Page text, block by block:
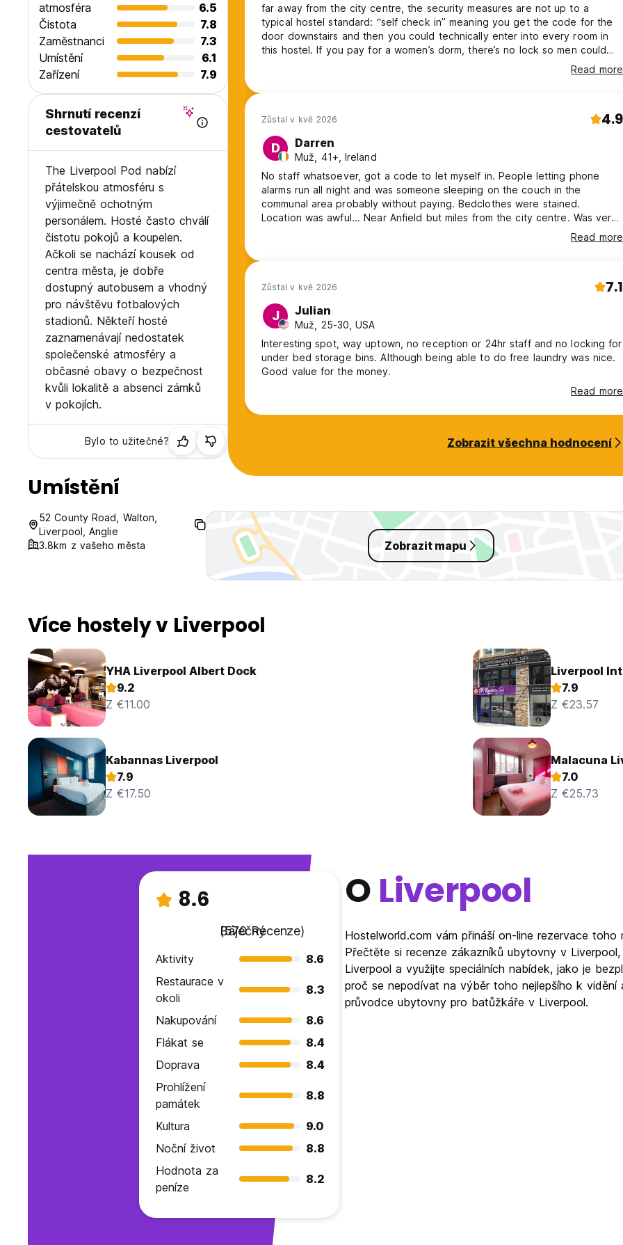
atmosféra
6.5
Čistota
7.8
Zaměstnanci
7.3
Umístění
6.1
Zařízení
7.9
Shrnutí recenzí
cestovatelů
The Liverpool Pod nabízí
přátelskou atmosféru s
výjimečně ochotným
personálem. Hosté často chválí
čistotu pokojů a koupelen.
Ačkoli se nachází kousek od
centra města, je dobře
dostupný autobusem a vhodný
pro návštěvu fotbalových
stadionů. Někteří hosté
zaznamenávají nedostatek
společenské atmosféry a
občasné obavy o bezpečnost
kvůli lokalitě a absenci zámků
v pokojích.
Bylo to užitečné?
far away from the city centre, the security measures are not up to a
typical hostel standard: “self check in” meaning you get the code for the
door downstairs and then you could technically enter into every room in
this hostel. If you pay for a women’s dorm, there’s no lock so men could
just get in there. bed was pretty good, there’s small lockers in the dorm
and you can do your laundry for free, kitchen was clean but no staff
Read more
Zůstal v kvě 2026 4.9
D Darren
Muž, 41+, Ireland
No staff whatsoever, got a code to let myself in. People letting phone
alarms run all night and was someone sleeping on the couch in the
communal area probably without paying. Bedclothes were stained.
Location was awful... Near Anfield but miles from the city centre. Was very
Read more
Zůstal v kvě 2026 7.1
J Julian
Muž, 25-30, USA
Interesting spot, way uptown, no reception or 24hr staff and no locking for
under bed storage bins. Although being able to do free laundry was nice.
Good value for the money.
Read more
Zobrazit všechna hodnocení
Umístění
52 County Road, Walton,
Liverpool, Anglie
3.8km z vašeho města
Zobrazit mapu
Více hostely v Liverpool
YHA Liverpool Albert Dock
9.2
Z €11.00
Liverpool
7.9
Z €23.57
Kabannas Liverpool
7.9
Z €17.50
Malacuna
7.0
Z €25.73
8.6
Báječný
(570 Recenze)
Aktivity
8.6
Restaurace v
okoli
8.3
Nakupování
8.6
Flákat se
8.4
Doprava
8.4
Prohlížení
památek
8.8
Kultura
9.0
Noční život
8.8
Hodnota za
peníze
8.2
O Liverpool
Hostelworld.com vám přináší on-line rezervace
Přečtěte si recenze zákazníků ubytovny v
Liverpool a využijte speciálních nabídek, jako je
proč se nepodívat na výběr toho nejlepšího k
průvodce ubytovny pro batůžkáře v Liverpool.